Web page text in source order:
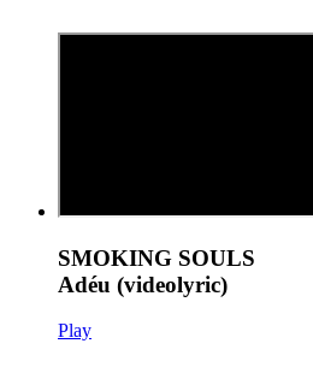
SMOKING SOULS
Adéu (videolyric)
Play